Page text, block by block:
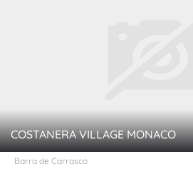
COSTANERA VILLAGE MONACO
Barra de Carrasco